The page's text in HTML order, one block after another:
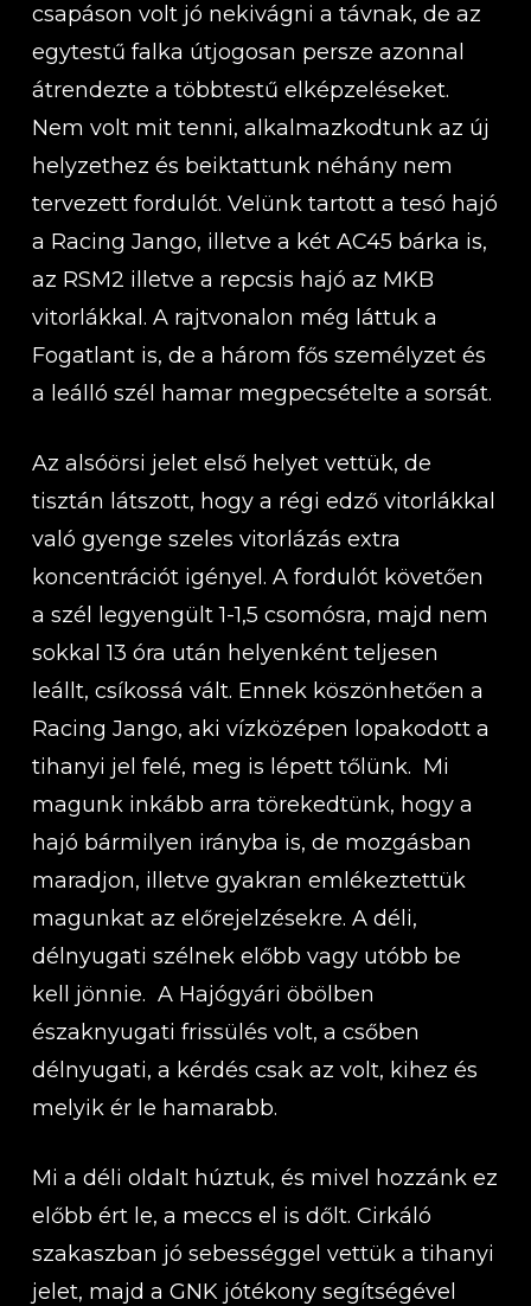
csapáson volt jó nekivágni a távnak, de az
egytestű falka útjogosan persze azonnal
átrendezte a többtestű elképzeléseket.
Nem volt mit tenni, alkalmazkodtunk az új
helyzethez és beiktattunk néhány nem
tervezett fordulót. Velünk tartott a tesó hajó
a Racing Jango, illetve a két AC45 bárka is,
az RSM2 illetve a repcsis hajó az MKB
vitorlákkal. A rajtvonalon még láttuk a
Fogatlant is, de a három fős személyzet és
a leálló szél hamar megpecsételte a sorsát.
Az alsóörsi jelet első helyet vettük, de
tisztán látszott, hogy a régi edző vitorlákkal
való gyenge szeles vitorlázás extra
koncentrációt igényel. A fordulót követően
a szél legyengült 1-1,5 csomósra, majd nem
sokkal 13 óra után helyenként teljesen
leállt, csíkossá vált. Ennek köszönhetően a
Racing Jango, aki vízközépen lopakodott a
tihanyi jel felé, meg is lépett tőlünk. Mi
magunk inkább arra törekedtünk, hogy a
hajó bármilyen irányba is, de mozgásban
maradjon, illetve gyakran emlékeztettük
magunkat az előrejelzésekre. A déli,
délnyugati szélnek előbb vagy utóbb be
kell jönnie. A Hajógyári öbölben
északnyugati frissülés volt, a csőben
délnyugati, a kérdés csak az volt, kihez és
melyik ér le hamarabb.
Mi a déli oldalt húztuk, és mivel hozzánk ez
előbb ért le, a meccs el is dőlt. Cirkáló
szakaszban jó sebességgel vettük a tihanyi
jelet, majd a GNK jótékony segítségével